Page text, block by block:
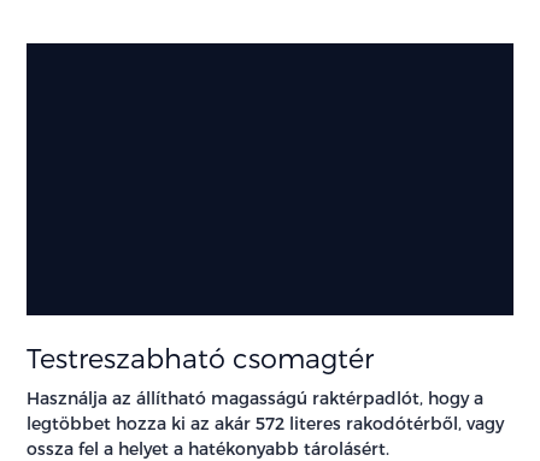
Testreszabható csomagtér
Használja az állítható magasságú raktérpadlót, hogy a
legtöbbet hozza ki az akár 572 literes rakodótérből, vagy
ossza fel a helyet a hatékonyabb tárolásért.